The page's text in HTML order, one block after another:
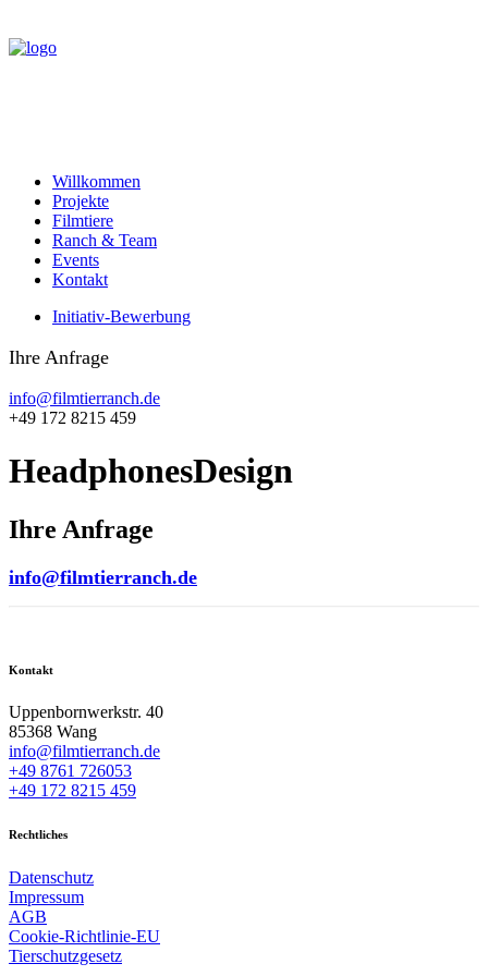
Willkommen
Projekte
Filmtiere
Ranch & Team
Events
Kontakt
Initiativ-Bewerbung
Ihre Anfrage
info@filmtierranch.de
+49 172 8215 459
HeadphonesDesign
Ihre Anfrage
info@filmtierranch.de
Kontakt
Uppenbornwerkstr. 40
85368 Wang
info@filmtierranch.de
+49 8761 726053
+49 172 8215 459
Rechtliches
Datenschutz
Impressum
AGB
Cookie-Richtlinie-EU
Tierschutzgesetz